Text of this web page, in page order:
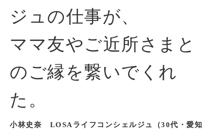
ジュの仕事が、
ママ友やご近所さまと
のご縁を繋いでくれ
た。
小林史奈 LOSAライフコンシェルジュ（30代・愛知